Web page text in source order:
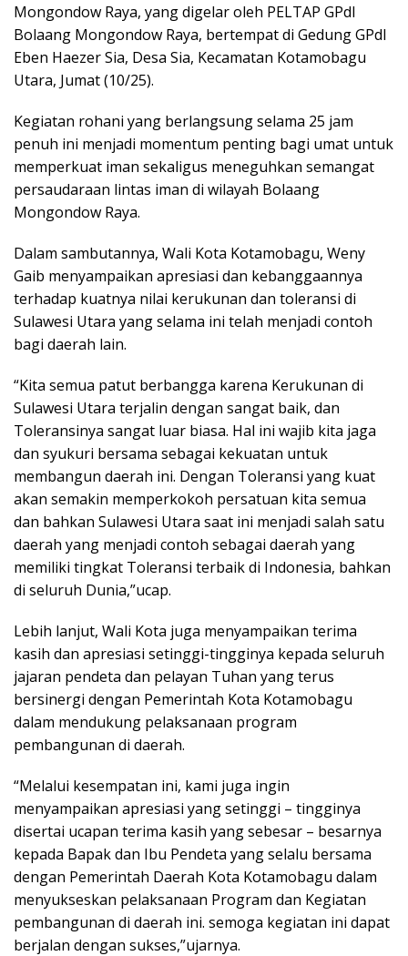
Mongondow Raya, yang digelar oleh PELTAP GPdI
Bolaang Mongondow Raya, bertempat di Gedung GPdI
Eben Haezer Sia, Desa Sia, Kecamatan Kotamobagu
Utara, Jumat (10/25).
Kegiatan rohani yang berlangsung selama 25 jam
penuh ini menjadi momentum penting bagi umat untuk
memperkuat iman sekaligus meneguhkan semangat
persaudaraan lintas iman di wilayah Bolaang
Mongondow Raya.
Dalam sambutannya, Wali Kota Kotamobagu, Weny
Gaib menyampaikan apresiasi dan kebanggaannya
terhadap kuatnya nilai kerukunan dan toleransi di
Sulawesi Utara yang selama ini telah menjadi contoh
bagi daerah lain.
“Kita semua patut berbangga karena Kerukunan di
Sulawesi Utara terjalin dengan sangat baik, dan
Toleransinya sangat luar biasa. Hal ini wajib kita jaga
dan syukuri bersama sebagai kekuatan untuk
membangun daerah ini. Dengan Toleransi yang kuat
akan semakin memperkokoh persatuan kita semua
dan bahkan Sulawesi Utara saat ini menjadi salah satu
daerah yang menjadi contoh sebagai daerah yang
memiliki tingkat Toleransi terbaik di Indonesia, bahkan
di seluruh Dunia,”ucap.
Lebih lanjut, Wali Kota juga menyampaikan terima
kasih dan apresiasi setinggi-tingginya kepada seluruh
jajaran pendeta dan pelayan Tuhan yang terus
bersinergi dengan Pemerintah Kota Kotamobagu
dalam mendukung pelaksanaan program
pembangunan di daerah.
“Melalui kesempatan ini, kami juga ingin
menyampaikan apresiasi yang setinggi – tingginya
disertai ucapan terima kasih yang sebesar – besarnya
kepada Bapak dan Ibu Pendeta yang selalu bersama
dengan Pemerintah Daerah Kota Kotamobagu dalam
menyukseskan pelaksanaan Program dan Kegiatan
pembangunan di daerah ini. semoga kegiatan ini dapat
berjalan dengan sukses,”ujarnya.